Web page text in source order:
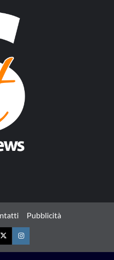
Pubblicità
TwitterInstagram